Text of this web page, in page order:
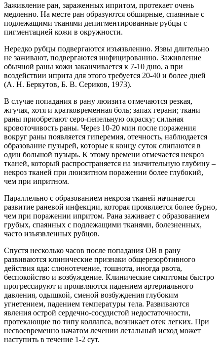
Заживление ран, зараженных ипритом, протекает очень
медленно. На месте ран образуются обширные, спаянные с
подлежащими тканями депигментированные рубцы с
пигментацией кожи в окружности.
Нередко рубцы подвергаются изъязвлению. Язвы длительно
не заживают, подвергаются инфицированию. Заживление
обычной раны кожи заканчивается к 7-10 дню, а при
воздействии иприта для этого требуется 20-40 и более дней
(А. Н. Беркутов, Б. В. Сериков, 1973).
В случае попадания в рану люизита отмечаются резкая,
жгучая, хотя и кратковременная боль; запах герани; ткани
раны приобретают серо-пепельную окраску; сильная
кровоточивость раны. Через 10-20 мин после поражения
вокруг раны появляется гиперемия, отечность, наблюдается
образование пузырей, которые к концу суток слипаются в
один большой пузырь. К этому времени отмечается некроз
тканей, который распространяется на значительную глубину –
некроз тканей при люизитном поражении более глубокий,
чем при ипритном.
Параллельно с образованием некроза тканей начинается
развитие раневой инфекции, которая проявляется более бурно,
чем при поражении ипритом. Рана заживает с образованием
грубых, спаянных с подлежащими тканями, болезненных,
часто изъязвленных рубцов.
Спустя несколько часов после попадания ОВ в рану
развиваются клинические признаки общерезорбтивного
действия яда: слюнотечение, тошнота, иногда рвота,
беспокойство и возбуждение. Клинические симптомы быстро
прогрессируют и проявляются падением артериального
давления, одышкой, сменой возбуждения глубоким
угнетением, падением температуры тела. Развиваются
явления острой сердечно-сосудистой недостаточности,
протекающие по типу коллапса, возникает отек легких. При
несвоевременно начатом лечении летальный исход может
наступить в течение 1-2 сут.